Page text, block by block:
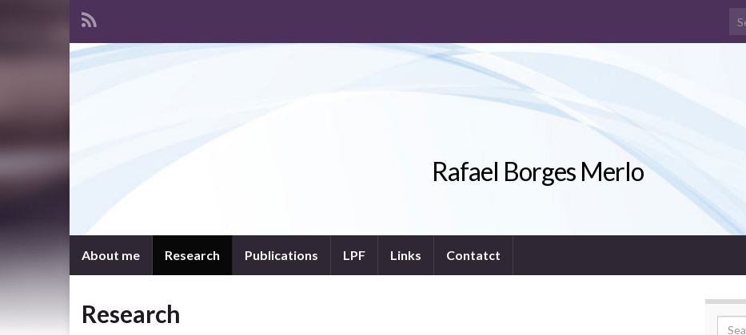
Rafael Borges Merlo
About me Research Publications LPF Links Contatct
Research